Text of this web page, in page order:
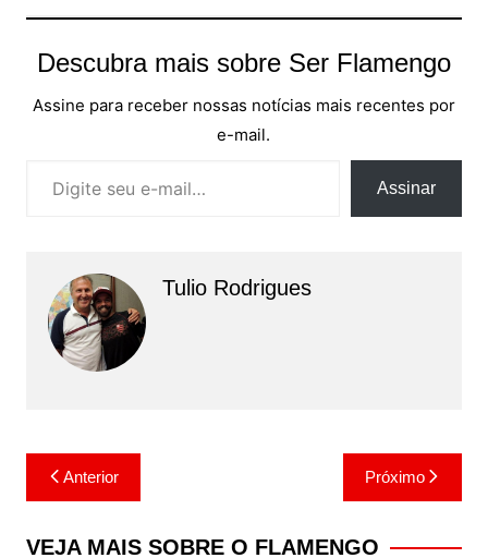
Descubra mais sobre Ser Flamengo
Assine para receber nossas notícias mais recentes por
e-mail.
Assinar
Tulio Rodrigues
Navegação
de
Post
Anterior Próximo
VEJA MAIS SOBRE O FLAMENGO